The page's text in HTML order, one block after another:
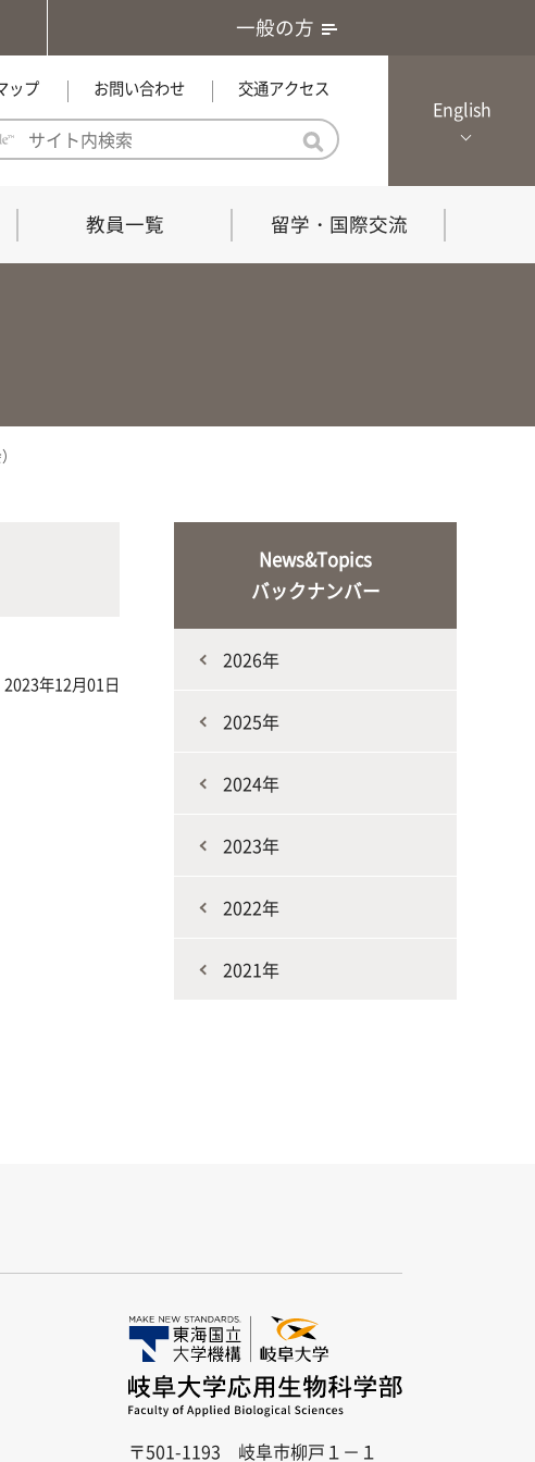
一般の方
ップ お問い合わせ 交通アクセス
English
科の教育における３つの方針と専
的能力
附属施設・教育研究関連施設人と動物との共生を目指し、動物の
生産環境科学課程
教員一覧 留学・国際交流
2023年12月01日
News&Topics
バックナンバー
2026年
2025年
2024年
2023年
2022年
2021年
〒501-1193 岐阜市柳戸１－１